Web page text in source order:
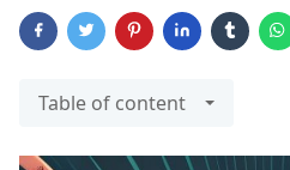
Table of content